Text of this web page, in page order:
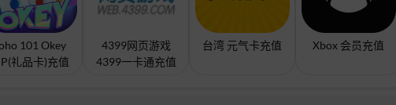
101 Okey
礼品卡)充值
4399网页游戏
4399一卡通充值
台湾 元气卡充值 Xbox 会员充值